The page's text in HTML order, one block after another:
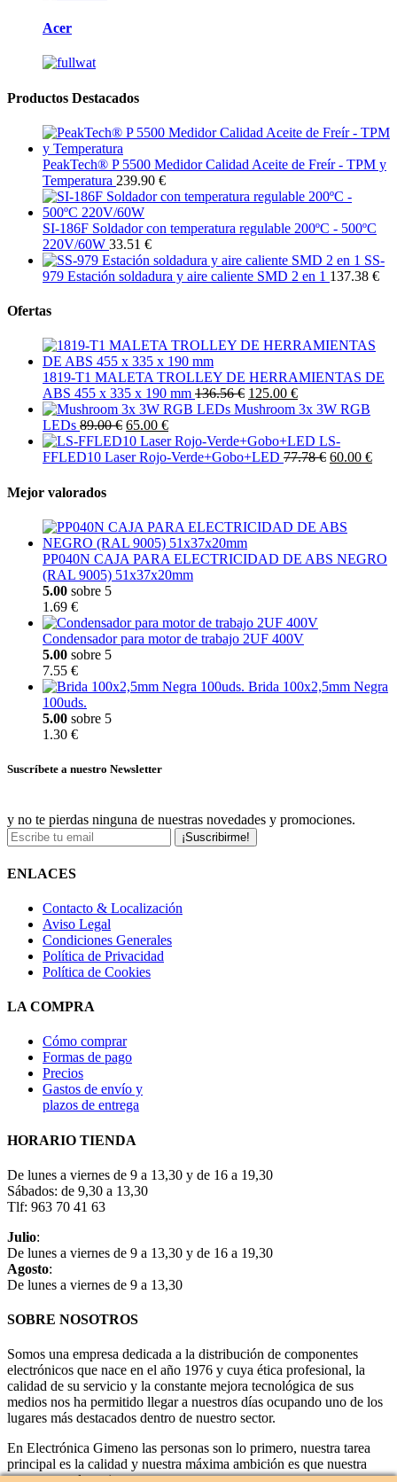
Acer
Productos Destacados
PeakTech® P 5500 Medidor Calidad Aceite de Freír - TPM y
Temperatura 239.90 €
SI-186F Soldador con temperatura regulable 200ºC - 500ºC
220V/60W 33.51 €
SS-
979 Estación soldadura y aire caliente SMD 2 en 1 137.38 €
Ofertas
1819-T1 MALETA TROLLEY DE HERRAMIENTAS DE
ABS 455 x 335 x 190 mm 136.56 € 125.00 €
Mushroom 3x 3W RGB
LEDs 89.00 € 65.00 €
LS-
FFLED10 Laser Rojo-Verde+Gobo+LED 77.78 € 60.00 €
Mejor valorados
PP040N CAJA PARA ELECTRICIDAD DE ABS NEGRO
(RAL 9005) 51x37x20mm
5.00 sobre 5
1.69 €
Condensador para motor de trabajo 2UF 400V
5.00 sobre 5
7.55 €
Brida 100x2,5mm Negra
100uds.
5.00 sobre 5
1.30 €
Suscríbete a nuestro Newsletter
y no te pierdas ninguna de nuestras novedades y promociones.
¡Suscribirme!
ENLACES
Contacto & Localización
Aviso Legal
Condiciones Generales
Política de Privacidad
Política de Cookies
LA COMPRA
Cómo comprar
Formas de pago
Precios
Gastos de envío y
plazos de entrega
HORARIO TIENDA
De lunes a viernes de 9 a 13,30 y de 16 a 19,30
Sábados: de 9,30 a 13,30
Tlf: 963 70 41 63
Julio:
De lunes a viernes de 9 a 13,30 y de 16 a 19,30
Agosto:
De lunes a viernes de 9 a 13,30
SOBRE NOSOTROS
Somos una empresa dedicada a la distribución de componentes
electrónicos que nace en el año 1976 y cuya ética profesional, la
calidad de su servicio y la constante mejora tecnológica de sus
medios nos ha permitido llegar a nuestros días ocupando uno de los
lugares más destacados dentro de nuestro sector.
En Electrónica Gimeno las personas son lo primero, nuestra tarea
principal es la calidad y nuestra máxima ambición es que nuestra